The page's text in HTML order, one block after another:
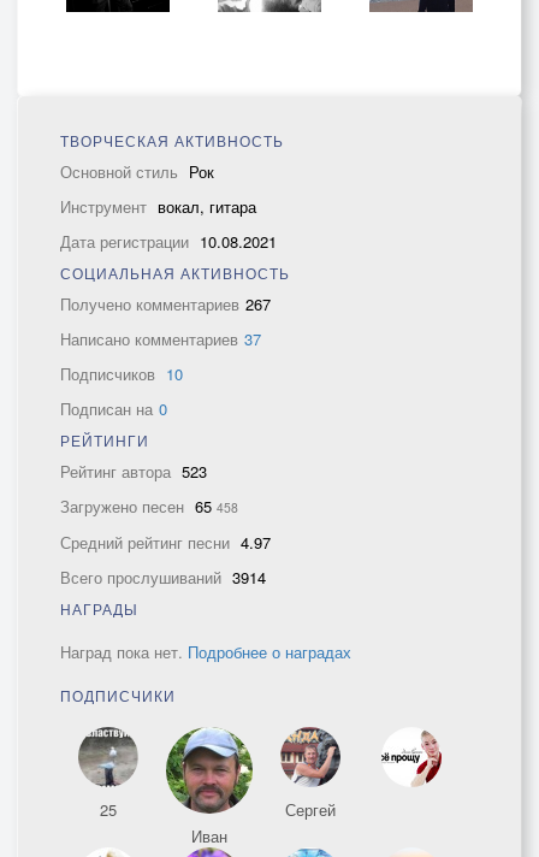
ТВОРЧЕСКАЯ АКТИВНОСТЬ
Основной стиль Рок
Инструмент вокал, гитара
Дата регистрации 10.08.2021
СОЦИАЛЬНАЯ АКТИВНОСТЬ
Получено комментариев 267
Написано комментариев 37
Подписчиков 10
Подписан на 0
РЕЙТИНГИ
Рейтинг автора 523
Загружено песен 65 458
Средний рейтинг песни 4.97
Всего прослушиваний 3914
НАГРАДЫ
Наград пока нет. Подробнее о наградах
ПОДПИСЧИКИ
25
Иван
Сергей